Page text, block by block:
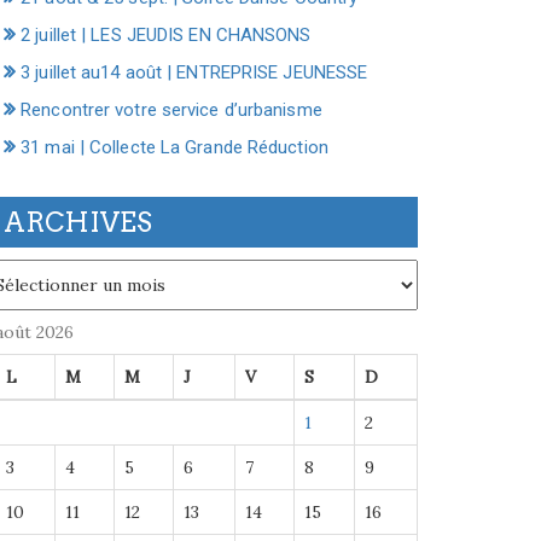
2 juillet | LES JEUDIS EN CHANSONS
3 juillet au14 août | ENTREPRISE JEUNESSE
Rencontrer votre service d’urbanisme
31 mai | Collecte La Grande Réduction
ARCHIVES
2026
L M M J V S D
1 2
3 4 5 6 7 8 9
10 11 12 13 14 15 16